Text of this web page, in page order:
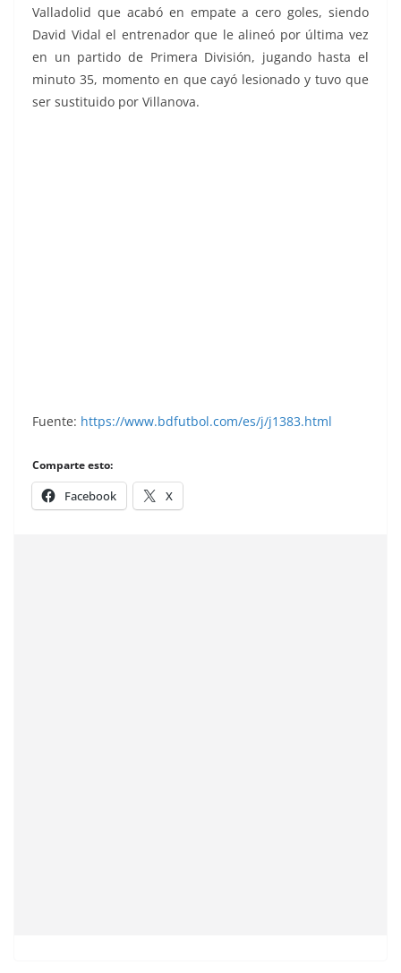
Valladolid que acabó en empate a cero goles, siendo
David Vidal el entrenador que le alineó por última vez
en un partido de Primera División, jugando hasta el
minuto 35, momento en que cayó lesionado y tuvo que
ser sustituido por Villanova.
Fuente: https://www.bdfutbol.com/es/j/j1383.html
Comparte esto:
Facebook X